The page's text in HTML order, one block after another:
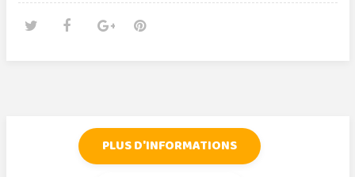
PLUS D'INFORMATIONS